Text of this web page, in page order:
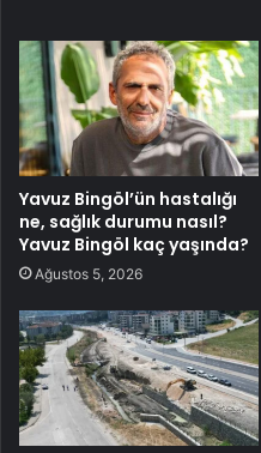
Yavuz Bingöl’ün hastalığı
ne, sağlık durumu nasıl?
Yavuz Bingöl kaç yaşında?
Ağustos 5, 2026